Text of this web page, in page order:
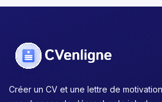
Créer un CV et une lettre de